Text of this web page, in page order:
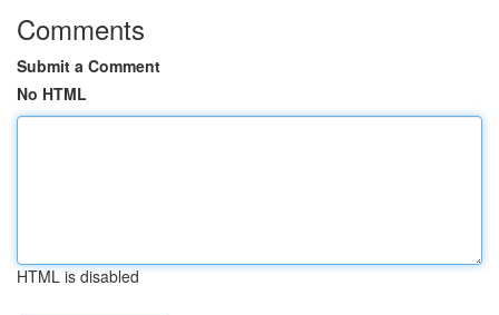
Comments
Submit a Comment
No HTML
HTML is disabled